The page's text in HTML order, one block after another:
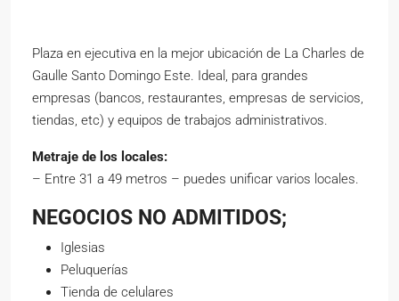
Plaza en ejecutiva en la mejor ubicación de La Charles de
Gaulle Santo Domingo Este. Ideal, para grandes
empresas (bancos, restaurantes, empresas de servicios,
tiendas, etc) y equipos de trabajos administrativos.
Metraje de los locales:
– Entre 31 a 49 metros – puedes unificar varios locales.
NEGOCIOS NO ADMITIDOS;
Iglesias
Peluquerías
Tienda de celulares